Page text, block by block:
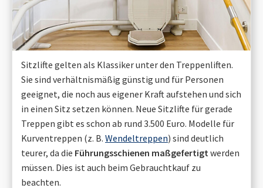
Sitzlifte gelten als Klassiker unter den Treppenliften.
Sie sind verhältnismäßig günstig und für Personen
geeignet, die noch aus eigener Kraft aufstehen und sich
in einen Sitz setzen können. Neue Sitzlifte für gerade
Treppen gibt es schon ab rund 3.500 Euro. Modelle für
Kurventreppen (z. B. Wendeltreppen) sind deutlich
teurer, da die Führungsschienen maßgefertigt werden
müssen. Dies ist auch beim Gebrauchtkauf zu
beachten.